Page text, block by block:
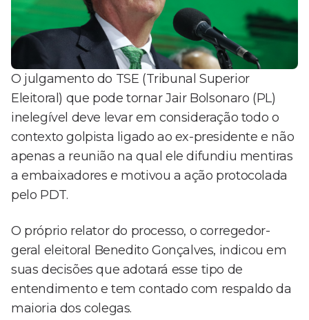
O julgamento do TSE (Tribunal Superior
Eleitoral) que pode tornar Jair Bolsonaro (PL)
inelegível deve levar em consideração todo o
contexto golpista ligado ao ex-presidente e não
apenas a reunião na qual ele difundiu mentiras
a embaixadores e motivou a ação protocolada
pelo PDT.
O próprio relator do processo, o corregedor-
geral eleitoral Benedito Gonçalves, indicou em
suas decisões que adotará esse tipo de
entendimento e tem contado com respaldo da
maioria dos colegas.